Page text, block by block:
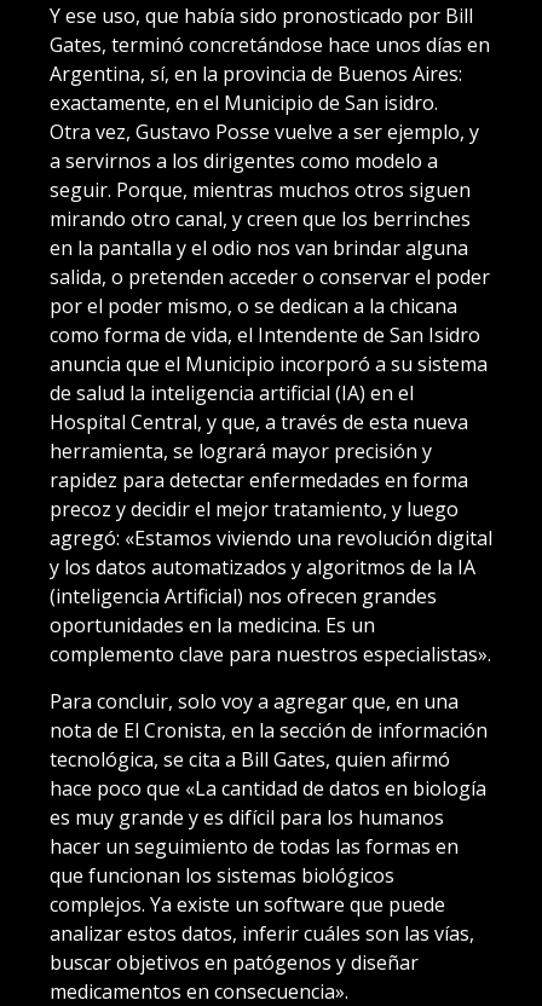
Y ese uso, que había sido pronosticado por Bill
Gates, terminó concretándose hace unos días en
Argentina, sí, en la provincia de Buenos Aires:
exactamente, en el Municipio de San isidro.
Otra vez, Gustavo Posse vuelve a ser ejemplo, y
a servirnos a los dirigentes como modelo a
seguir. Porque, mientras muchos otros siguen
mirando otro canal, y creen que los berrinches
en la pantalla y el odio nos van brindar alguna
salida, o pretenden acceder o conservar el poder
por el poder mismo, o se dedican a la chicana
como forma de vida, el Intendente de San Isidro
anuncia que el Municipio incorporó a su sistema
de salud la inteligencia artificial (IA) en el
Hospital Central, y que, a través de esta nueva
herramienta, se logrará mayor precisión y
rapidez para detectar enfermedades en forma
precoz y decidir el mejor tratamiento, y luego
agregó: «Estamos viviendo una revolución digital
y los datos automatizados y algoritmos de la IA
(inteligencia Artificial) nos ofrecen grandes
oportunidades en la medicina. Es un
complemento clave para nuestros especialistas».
Para concluir, solo voy a agregar que, en una
nota de El Cronista, en la sección de información
tecnológica, se cita a Bill Gates, quien afirmó
hace poco que «La cantidad de datos en biología
es muy grande y es difícil para los humanos
hacer un seguimiento de todas las formas en
que funcionan los sistemas biológicos
complejos. Ya existe un software que puede
analizar estos datos, inferir cuáles son las vías,
buscar objetivos en patógenos y diseñar
medicamentos en consecuencia».